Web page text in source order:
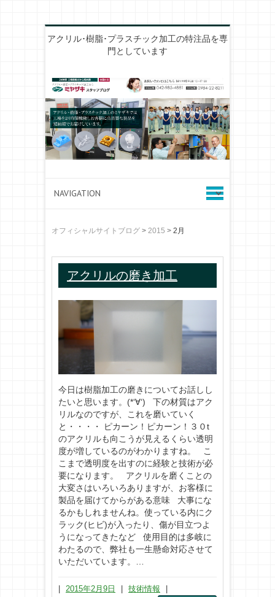
アクリル･樹脂･プラスチック加工の特注品を専
門としています
オフィシャルサイトブログ > 2015 > 2月
アクリルの磨き加工
今日は樹脂加工の磨きについてお話しし
たいと思います。(*‘∀‘) 下の材質はアク
リルなのですが、これを磨いていく
と・・・・ ピカーン！ピカーン！３０t
のアクリルも向こうが見えるくらい透明
度が増しているのがわかりますね。 こ
こまで透明度を出すのに経験と技術が必
要になります。 アクリルを磨くことの
大変さはいろいろありますが、お客様に
製品を届けてからがある意味 大事にな
るかもしれませんね。使っている内にク
ラック(ヒビ)が入ったり、傷が目立つよ
うになってきたなど 使用目的は多岐に
わたるので、弊社も一生懸命対応させて
いただいています。…
2015年2月9日 技術情報